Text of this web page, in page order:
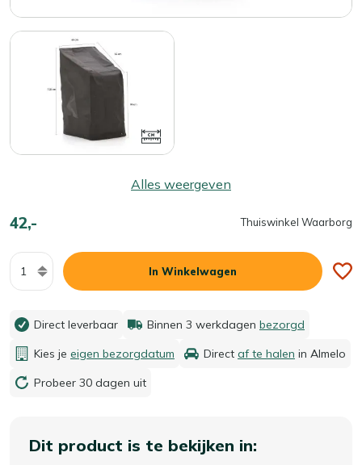
Alles weergeven
42,- Thuiswinkel Waarborg
Aantal
In Winkelwagen
Direct leverbaar Binnen 3 werkdagen bezorgd
Kies je eigen bezorgdatum Direct af te halen in Almelo
Probeer 30 dagen uit
Dit product is te bekijken in: